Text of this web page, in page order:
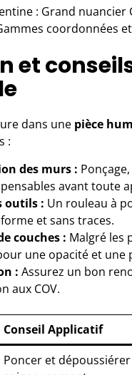
: Grand
coordonnées
et
dans une pièce
:
des murs :
avant toute
outils : Un rouleau à
et sans traces.
couches : Malgré les
une opacité et
: Assurez un bon
aux COV.
Conseil Applicatif
Poncer et dépoussiérer